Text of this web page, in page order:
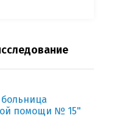
помощи № 15"